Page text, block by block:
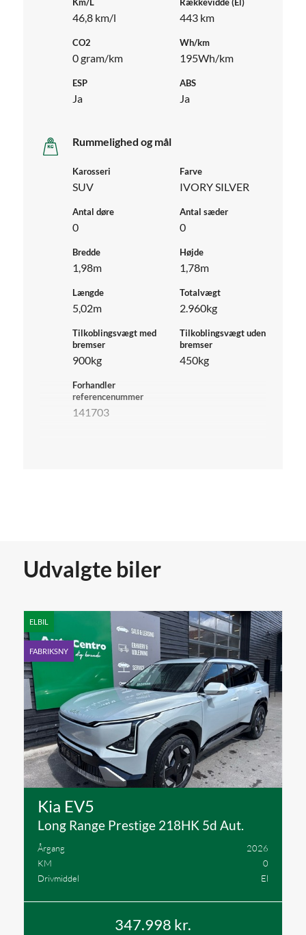
Km/L
46,8 km/l
Rækkevidde (El)
443 km
CO2
0 gram/km
Wh/km
195Wh/km
ESP
Ja
ABS
Ja
Rummelighed og mål
Karosseri
SUV
Farve
IVORY SILVER
Antal døre
0
Antal sæder
0
Bredde
1,98m
Højde
1,78m
Længde
5,02m
Totalvægt
2.960kg
Tilkoblingsvægt med
bremser
900kg
Tilkoblingsvægt uden
bremser
450kg
Forhandler
referencenummer
141703
Udvalgte biler
ELBIL
FABRIKSNY
Kia EV5
Long Range Prestige 218HK 5d Aut.
347.998 kr.
2026
Årgang
0
KM
El
Drivmiddel